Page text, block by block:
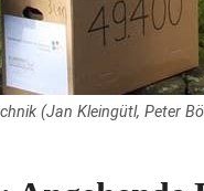
(Jan Kleingütl, Peter